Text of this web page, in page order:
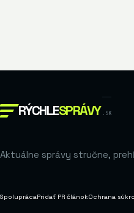
RÝCHLESPRÁVY .SK
Aktuálne správy stručne,
SpoluprácaPridať PR článokOchrana